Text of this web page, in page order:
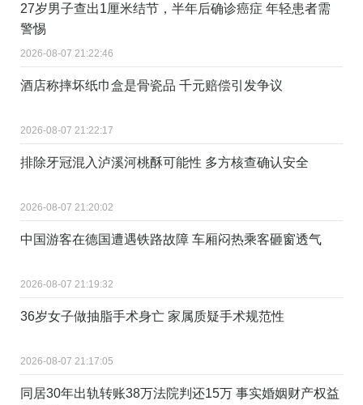
27岁男子查出1厘米结节，半年后确诊癌症 年轻患者需
警惕
2026-08-07 21:22:46
酒店称摔坏纸巾盒是骨瓷品 千元赔偿引发争议
2026-08-07 21:22:17
排除牙冠混入泸溪河桃酥可能性 多方核查确认安全
2026-08-07 21:20:02
中国游客在德国遭遇铁路故障 车厢闷热乘客砸窗透气
2026-08-07 21:19:32
36岁女子做抽脂手术身亡 家属质疑手术规范性
2026-08-07 21:17:05
同居30年出轨转账38万法院判还15万 事实婚姻财产权益